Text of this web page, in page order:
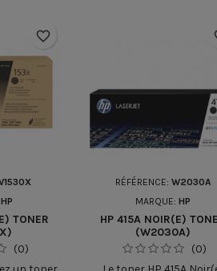
HP
TONER
(0)
favorite_border
RÉFÉRENCE: W2030A
MARQUE:HP
HP 415A NOIR(E)
(W2030A)
(0)